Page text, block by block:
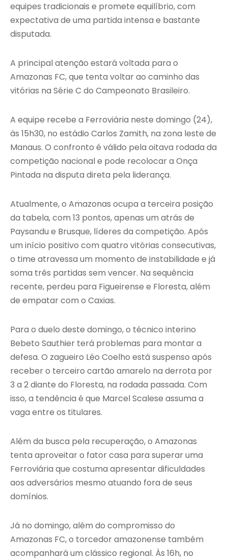
equipes tradicionais e promete equilíbrio, com
expectativa de uma partida intensa e bastante
disputada.
A principal atenção estará voltada para o
Amazonas FC, que tenta voltar ao caminho das
vitórias na Série C do Campeonato Brasileiro.
A equipe recebe a Ferroviária neste domingo (24),
às 15h30, no estádio Carlos Zamith, na zona leste de
Manaus. O confronto é válido pela oitava rodada da
competição nacional e pode recolocar a Onça
Pintada na disputa direta pela liderança.
Atualmente, o Amazonas ocupa a terceira posição
da tabela, com 13 pontos, apenas um atrás de
Paysandu e Brusque, líderes da competição. Após
um início positivo com quatro vitórias consecutivas,
o time atravessa um momento de instabilidade e já
soma três partidas sem vencer. Na sequência
recente, perdeu para Figueirense e Floresta, além
de empatar com o Caxias.
Para o duelo deste domingo, o técnico interino
Bebeto Sauthier terá problemas para montar a
defesa. O zagueiro Léo Coelho está suspenso após
receber o terceiro cartão amarelo na derrota por
3 a 2 diante do Floresta, na rodada passada. Com
isso, a tendência é que Marcel Scalese assuma a
vaga entre os titulares.
Além da busca pela recuperação, o Amazonas
tenta aproveitar o fator casa para superar uma
Ferroviária que costuma apresentar dificuldades
aos adversários mesmo atuando fora de seus
domínios.
Já no domingo, além do compromisso do
Amazonas FC, o torcedor amazonense também
acompanhará um clássico regional. Às 16h, no